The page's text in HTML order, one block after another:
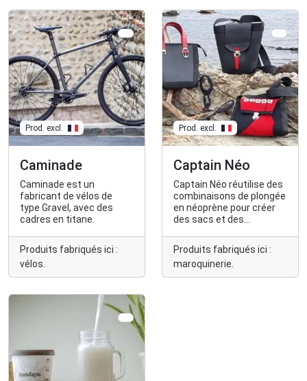
Prod. excl.
Caminade
Caminade est un
fabricant de vélos de
type Gravel, avec des
cadres en titane.
Produits fabriqués ici :
vélos.
Prod. excl.
Captain Néo
Captain Néo réutilise des
combinaisons de plongée
en néoprène pour créer
des sacs et des
Produits fabriqués ici :
maroquinerie.